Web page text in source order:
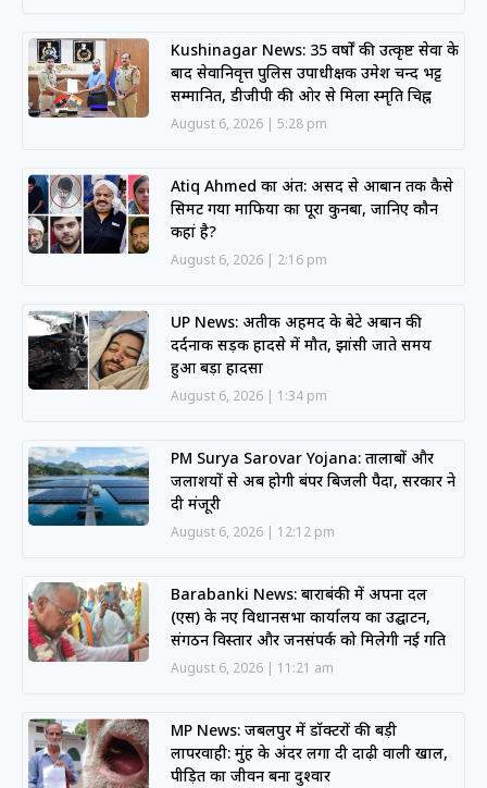
Kushinagar News: 35 वर्षों की उत्कृष्ट सेवा के
बाद सेवानिवृत्त पुलिस उपाधीक्षक उमेश चन्द भट्ट
सम्मानित, डीजीपी की ओर से मिला स्मृति चिह्न
August 6, 2026 5:28 pm
Atiq Ahmed का अंत: असद से आबान तक कैसे
सिमट गया माफिया का पूरा कुनबा, जानिए कौन
कहां है?
August 6, 2026 2:16 pm
UP News: अतीक अहमद के बेटे अबान की
दर्दनाक सड़क हादसे में मौत, झांसी जाते समय
हुआ बड़ा हादसा
August 6, 2026 1:34 pm
PM Surya Sarovar Yojana: तालाबों और
जलाशयों से अब होगी बंपर बिजली पैदा, सरकार ने
दी मंजूरी
August 6, 2026 12:12 pm
Barabanki News: बाराबंकी में अपना दल
(एस) के नए विधानसभा कार्यालय का उद्घाटन,
संगठन विस्तार और जनसंपर्क को मिलेगी नई गति
August 6, 2026 11:21 am
MP News: जबलपुर में डॉक्टरों की बड़ी
लापरवाही: मुंह के अंदर लगा दी दाढ़ी वाली खाल,
पीड़ित का जीवन बना दुश्वार